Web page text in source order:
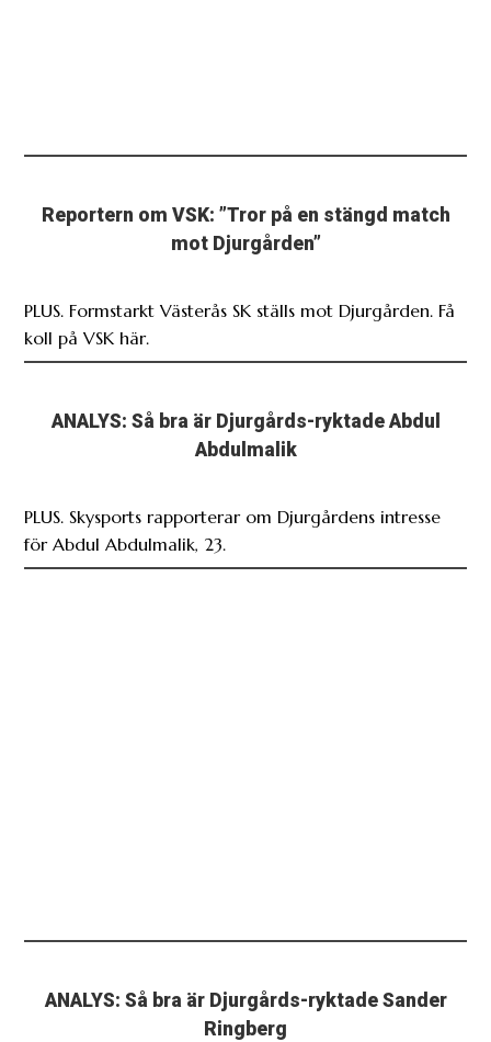
Reportern om VSK: ”Tror på en stängd match
mot Djurgården”
PLUS. Formstarkt Västerås SK ställs mot Djurgården. Få
koll på VSK här.
ANALYS: Så bra är Djurgårds-ryktade Abdul
Abdulmalik
PLUS. Skysports rapporterar om Djurgårdens intresse
för Abdul Abdulmalik, 23.
ANALYS: Så bra är Djurgårds-ryktade Sander
Ringberg